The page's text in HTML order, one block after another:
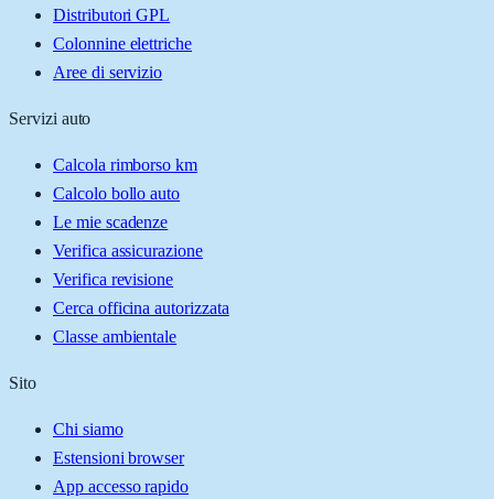
Distributori GPL
Colonnine elettriche
Aree di servizio
Servizi auto
Calcola rimborso km
Calcolo bollo auto
Le mie scadenze
Verifica assicurazione
Verifica revisione
Cerca officina autorizzata
Classe ambientale
Sito
Chi siamo
Estensioni browser
App accesso rapido